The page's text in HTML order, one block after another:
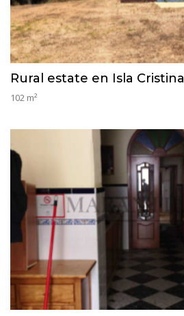
Rural estate en Isla Cristina
102 m²